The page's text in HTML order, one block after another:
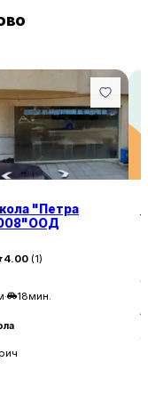
"Петра
4.00 (1)
· 18мин.